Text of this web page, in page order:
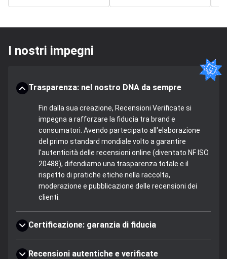
I nostri impegni
Trasparenza: nel nostro DNA da sempre
Fin dalla sua creazione, Recensioni Verificate si
impegna a rafforzare la fiducia tra brand e
consumatori. Avendo partecipato all'elaborazione
del primo standard mondiale volto a garantire
l'autenticità delle recensioni online (diventato NF ISO
20488), difendiamo una trasparenza totale e il
rispetto di pratiche etiche nella raccolta,
moderazione e pubblicazione delle recensioni dei
clienti.
Certificazione: garanzia di fiducia
Recensioni autentiche e verificate